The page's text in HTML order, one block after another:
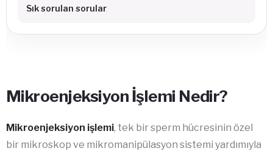
Sık sorulan sorular
Mikroenjeksiyon İşlemi Nedir?
Mikroenjeksiyon işlemi, tek bir sperm hücresinin özel
bir mikroskop ve mikromanipülasyon sistemi yardımıyla